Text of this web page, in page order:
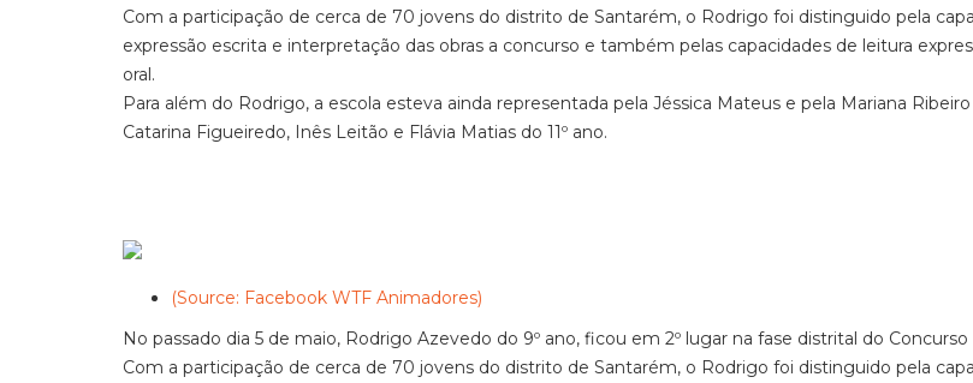
Com a participação de cerca de 70 jovens do distrito de Santarém, o Rodrigo foi distinguido pela
expressão escrita e interpretação das obras a concurso e também pelas capacidades de leitura
oral.
Para além do Rodrigo, a escola esteva ainda representada pela Jéssica Mateus e pela Mariana
Catarina Figueiredo, Inês Leitão e Flávia Matias do 11º ano.
(Source: Facebook WTF Animadores)
No passado dia 5 de maio, Rodrigo Azevedo do 9º ano, ficou em 2º lugar na fase distrital do
Com a participação de cerca de 70 jovens do distrito de Santarém, o Rodrigo foi distinguido pela